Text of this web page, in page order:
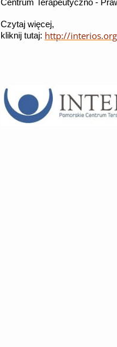
Centrum Terapeutyczno -
Czytaj więcej,
kliknij tutaj: http://